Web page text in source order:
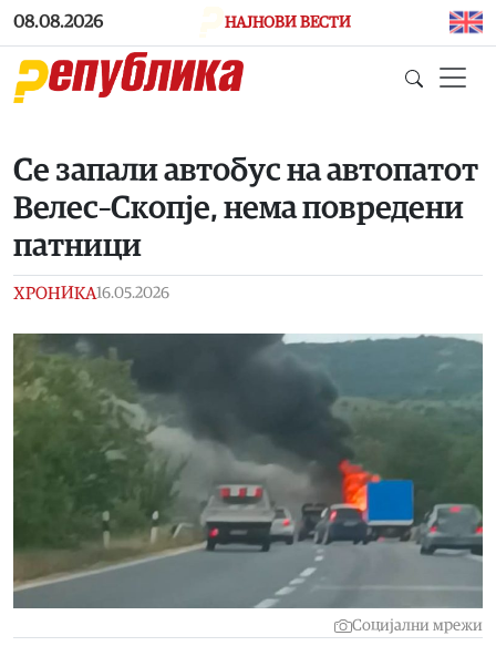
Skip to main content
08.08.2026 НАЈНОВИ ВЕСТИ
Се запали автобус на автопатот
Велес–Скопје, нема повредени
патници
ХРОНИКА16.05.2026
Социјални мрежи